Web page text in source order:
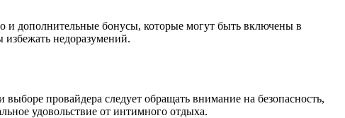
и дополнительные бонусы, которые могут быть включены в
избежать недоразумений.
провайдера следует обращать внимание на безопасность,
удовольствие от интимного отдыха.